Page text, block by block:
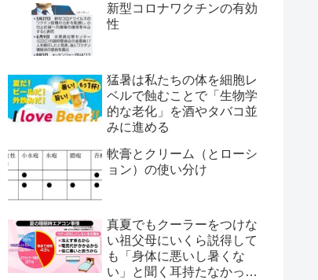
新型コロナワクチンの有効
性
猛暑は私たちの体を細胞レ
ベルで蝕むことで「生物学
的な老化」を酒やタバコ並
みに進める
軟膏とクリーム（とローシ
ョン）の使い分け
真夏でもクーラーをつけな
い祖父母にいくら説得して
も「身体に悪いし暑くな
い」と聞く耳持たなかった